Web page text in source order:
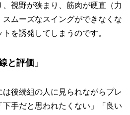
、視野が狭まり、筋肉が硬直（力
ムーズなスイングができなくな
を誘発してしまうのです。
と評価」
後続組の人に見られながらプレ
手だと思われたくない」「良い